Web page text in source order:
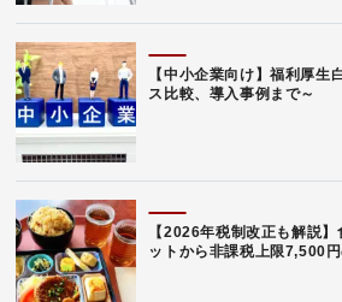
【中小企業向け】福利厚生
ス比較、導入事例まで～
【2026年税制改正も解説
ットから非課税上限7,500